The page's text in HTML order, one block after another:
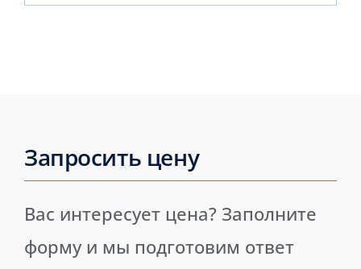
Запросить цену
Вас интересует цена? Заполните
форму и мы подготовим ответ